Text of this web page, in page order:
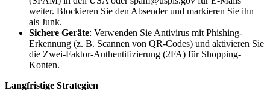
weiter. Blockieren Sie den Absender und markieren Sie ihn
als Junk.
Sichere Geräte: Verwenden Sie Antivirus mit Phishing-
Erkennung (z. B. Scannen von QR-Codes) und aktivieren Sie
die Zwei-Faktor-Authentifizierung (2FA) für Shopping-
Konten.
Langfristige Strategien